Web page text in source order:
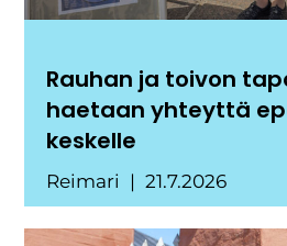
Rauhan ja toivon
haetaan yhteyttä
keskelle
Reimari 21.7.2026